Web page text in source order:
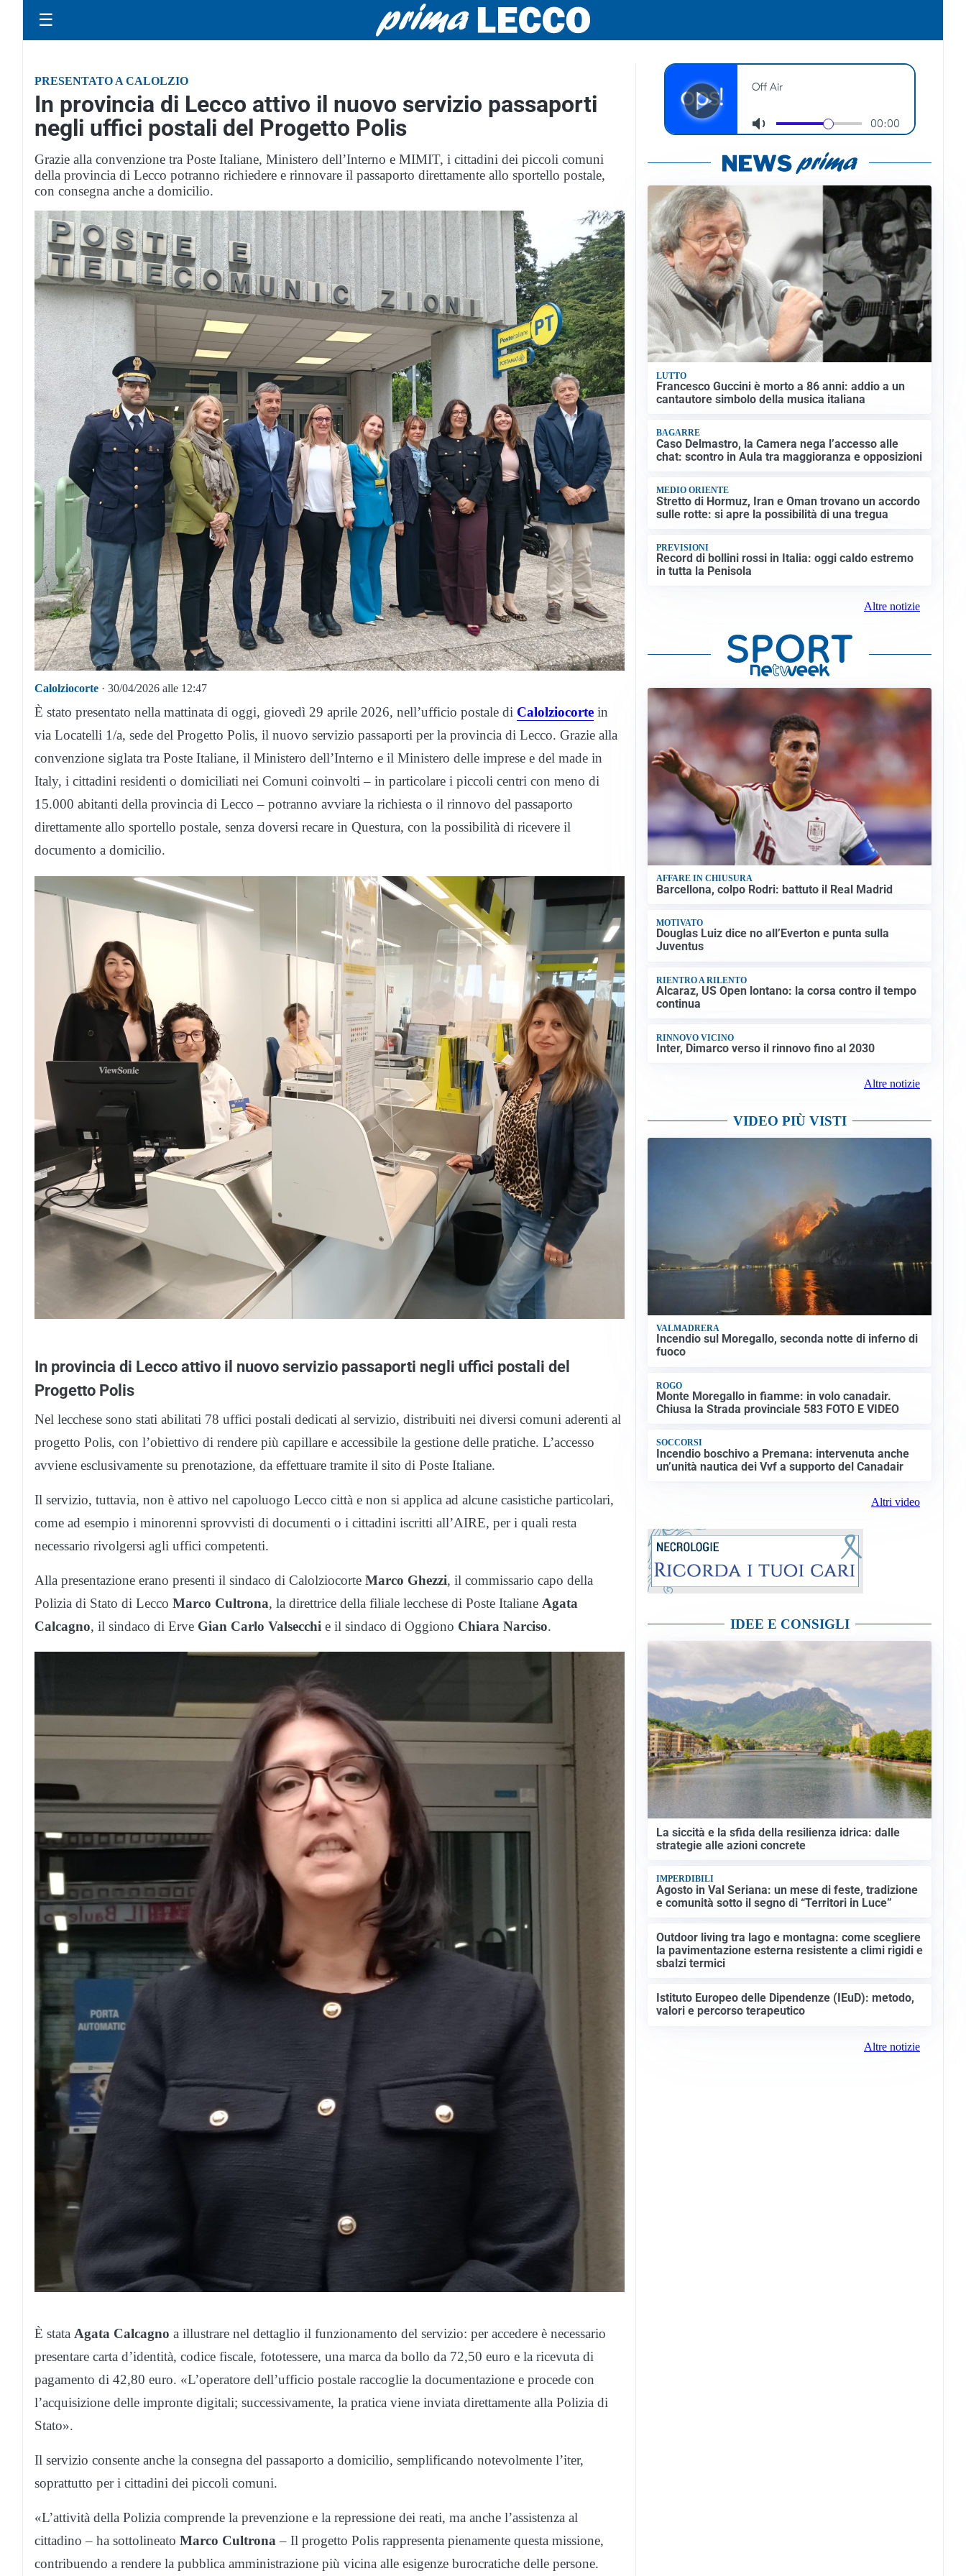
☰
PRESENTATO A CALOLZIO
In provincia di Lecco attivo il nuovo servizio passaporti
negli uffici postali del Progetto Polis
Grazie alla convenzione tra Poste Italiane, Ministero dell’Interno e MIMIT, i cittadini dei piccoli comuni
della provincia di Lecco potranno richiedere e rinnovare il passaporto direttamente allo sportello postale,
con consegna anche a domicilio.
Calolziocorte · 30/04/2026 alle 12:47
È stato presentato nella mattinata di oggi, giovedì 29 aprile 2026, nell’ufficio postale di Calolziocorte in
via Locatelli 1/a, sede del Progetto Polis, il nuovo servizio passaporti per la provincia di Lecco. Grazie alla
convenzione siglata tra Poste Italiane, il Ministero dell’Interno e il Ministero delle imprese e del made in
Italy, i cittadini residenti o domiciliati nei Comuni coinvolti – in particolare i piccoli centri con meno di
15.000 abitanti della provincia di Lecco – potranno avviare la richiesta o il rinnovo del passaporto
direttamente allo sportello postale, senza doversi recare in Questura, con la possibilità di ricevere il
documento a domicilio.
In provincia di Lecco attivo il nuovo servizio passaporti negli uffici postali del
Progetto Polis
Nel lecchese sono stati abilitati 78 uffici postali dedicati al servizio, distribuiti nei diversi comuni aderenti al
progetto Polis, con l’obiettivo di rendere più capillare e accessibile la gestione delle pratiche. L’accesso
avviene esclusivamente su prenotazione, da effettuare tramite il sito di Poste Italiane.
Il servizio, tuttavia, non è attivo nel capoluogo Lecco città e non si applica ad alcune casistiche particolari,
come ad esempio i minorenni sprovvisti di documenti o i cittadini iscritti all’AIRE, per i quali resta
necessario rivolgersi agli uffici competenti.
Alla presentazione erano presenti il sindaco di Calolziocorte Marco Ghezzi, il commissario capo della
Polizia di Stato di Lecco Marco Cultrona, la direttrice della filiale lecchese di Poste Italiane Agata
Calcagno, il sindaco di Erve Gian Carlo Valsecchi e il sindaco di Oggiono Chiara Narciso.
È stata Agata Calcagno a illustrare nel dettaglio il funzionamento del servizio: per accedere è necessario
presentare carta d’identità, codice fiscale, fototessere, una marca da bollo da 72,50 euro e la ricevuta di
pagamento di 42,80 euro. «L’operatore dell’ufficio postale raccoglie la documentazione e procede con
l’acquisizione delle impronte digitali; successivamente, la pratica viene inviata direttamente alla Polizia di
Stato».
Il servizio consente anche la consegna del passaporto a domicilio, semplificando notevolmente l’iter,
soprattutto per i cittadini dei piccoli comuni.
«L’attività della Polizia comprende la prevenzione e la repressione dei reati, ma anche l’assistenza al
cittadino – ha sottolineato Marco Cultrona – Il progetto Polis rappresenta pienamente questa missione,
contribuendo a rendere la pubblica amministrazione più vicina alle esigenze burocratiche delle persone.
LUTTO
Francesco Guccini è morto a 86 anni: addio a un
cantautore simbolo della musica italiana
BAGARRE
Caso Delmastro, la Camera nega l’accesso alle
chat: scontro in Aula tra maggioranza e opposizioni
MEDIO ORIENTE
Stretto di Hormuz, Iran e Oman trovano un accordo
sulle rotte: si apre la possibilità di una tregua
PREVISIONI
Record di bollini rossi in Italia: oggi caldo estremo
in tutta la Penisola
Altre notizie
AFFARE IN CHIUSURA
Barcellona, colpo Rodri: battuto il Real Madrid
MOTIVATO
Douglas Luiz dice no all’Everton e punta sulla
Juventus
RIENTRO A RILENTO
Alcaraz, US Open lontano: la corsa contro il tempo
continua
RINNOVO VICINO
Inter, Dimarco verso il rinnovo fino al 2030
Altre notizie
VIDEO PIÙ VISTI
VALMADRERA
Incendio sul Moregallo, seconda notte di inferno di
fuoco
ROGO
Monte Moregallo in fiamme: in volo canadair.
Chiusa la Strada provinciale 583 FOTO E VIDEO
SOCCORSI
Incendio boschivo a Premana: intervenuta anche
un’unità nautica dei Vvf a supporto del Canadair
Altri video
IDEE E CONSIGLI
La siccità e la sfida della resilienza idrica: dalle
strategie alle azioni concrete
IMPERDIBILI
Agosto in Val Seriana: un mese di feste, tradizione
e comunità sotto il segno di “Territori in Luce”
Outdoor living tra lago e montagna: come scegliere
la pavimentazione esterna resistente a climi rigidi e
sbalzi termici
Istituto Europeo delle Dipendenze (IEuD): metodo,
valori e percorso terapeutico
Altre notizie